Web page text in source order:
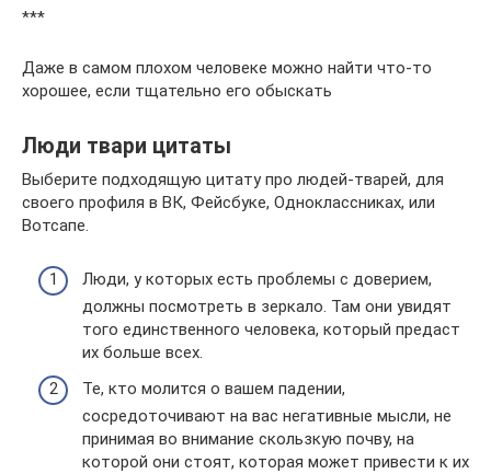
***
Даже в самом плохом человеке можно найти что-то
хорошее, если тщательно его обыскать
Люди твари цитаты
Выберите подходящую цитату про людей-тварей, для
своего профиля в ВК, Фейсбуке, Одноклассниках, или
Вотсапе.
Люди, у которых есть проблемы с доверием,
должны посмотреть в зеркало. Там они увидят
того единственного человека, который предаст
их больше всех.
Те, кто молится о вашем падении,
сосредоточивают на вас негативные мысли, не
принимая во внимание скользкую почву, на
которой они стоят, которая может привести к их